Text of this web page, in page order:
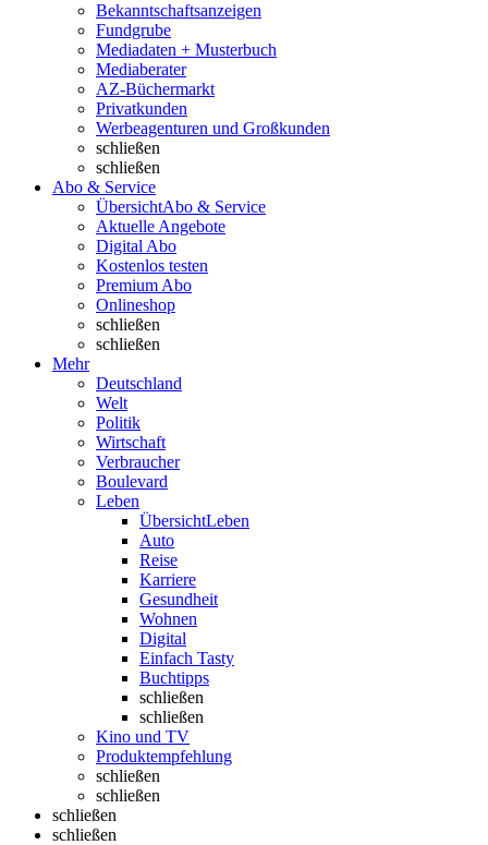
Bekanntschaftsanzeigen
Fundgrube
Mediadaten + Musterbuch
Mediaberater
AZ-Büchermarkt
Privatkunden
Werbeagenturen und Großkunden
schließen
schließen
Abo & Service
ÜbersichtAbo & Service
Aktuelle Angebote
Digital Abo
Kostenlos testen
Premium Abo
Onlineshop
schließen
schließen
Mehr
Deutschland
Welt
Politik
Wirtschaft
Verbraucher
Boulevard
Leben
ÜbersichtLeben
Auto
Reise
Karriere
Gesundheit
Wohnen
Digital
Einfach Tasty
Buchtipps
schließen
schließen
Kino und TV
Produktempfehlung
schließen
schließen
schließen
schließen